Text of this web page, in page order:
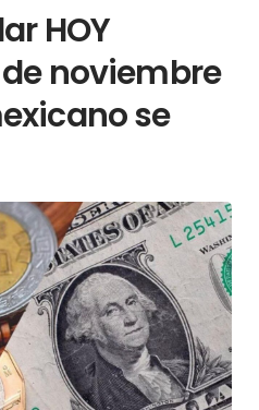
HOY
noviembre
se